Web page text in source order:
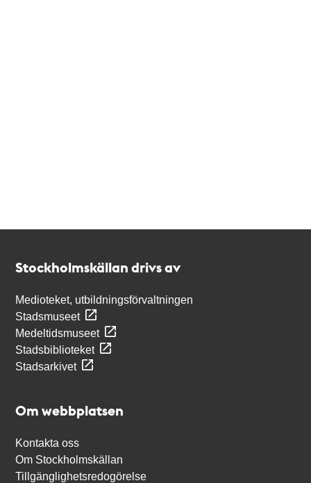
Stockholmskällan drivs av
Medioteket, utbildningsförvaltningen
Stadsmuseet
Medeltidsmuseet
Stadsbiblioteket
Stadsarkivet
Om webbplatsen
Kontakta oss
Om Stockholmskällan
Tillgänglighetsredogörelse